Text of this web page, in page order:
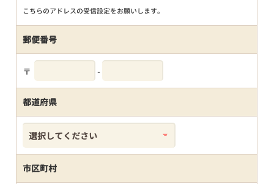
こちらのアドレスの受信設定をお願いします。
郵便番号
〒 -
都道府県
市区町村